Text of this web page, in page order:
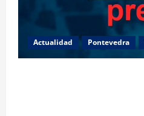
Actualidad Pontevedra